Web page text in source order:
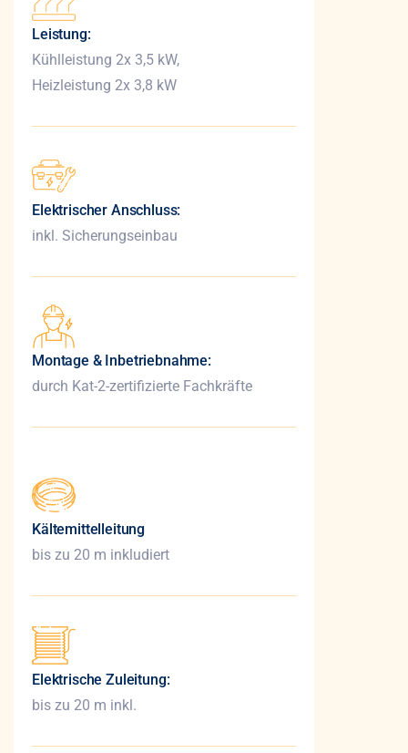
Leistung:
Kühlleistung 2x 3,5 kW,
Heizleistung 2x 3,8 kW
Elektrischer Anschluss:
inkl. Sicherungseinbau
Montage & Inbetriebnahme:
durch Kat-2-zertifizierte Fachkräfte
Kältemittelleitung
bis zu 20 m inkludiert
Elektrische Zuleitung:
bis zu 20 m inkl.